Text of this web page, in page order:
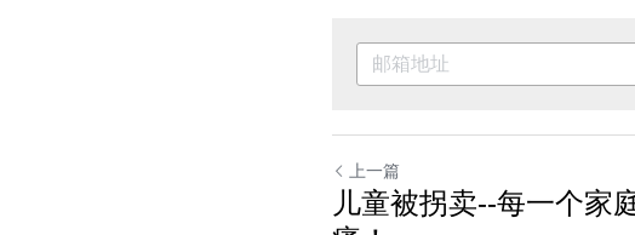
上一篇
儿童被拐卖--每一个家